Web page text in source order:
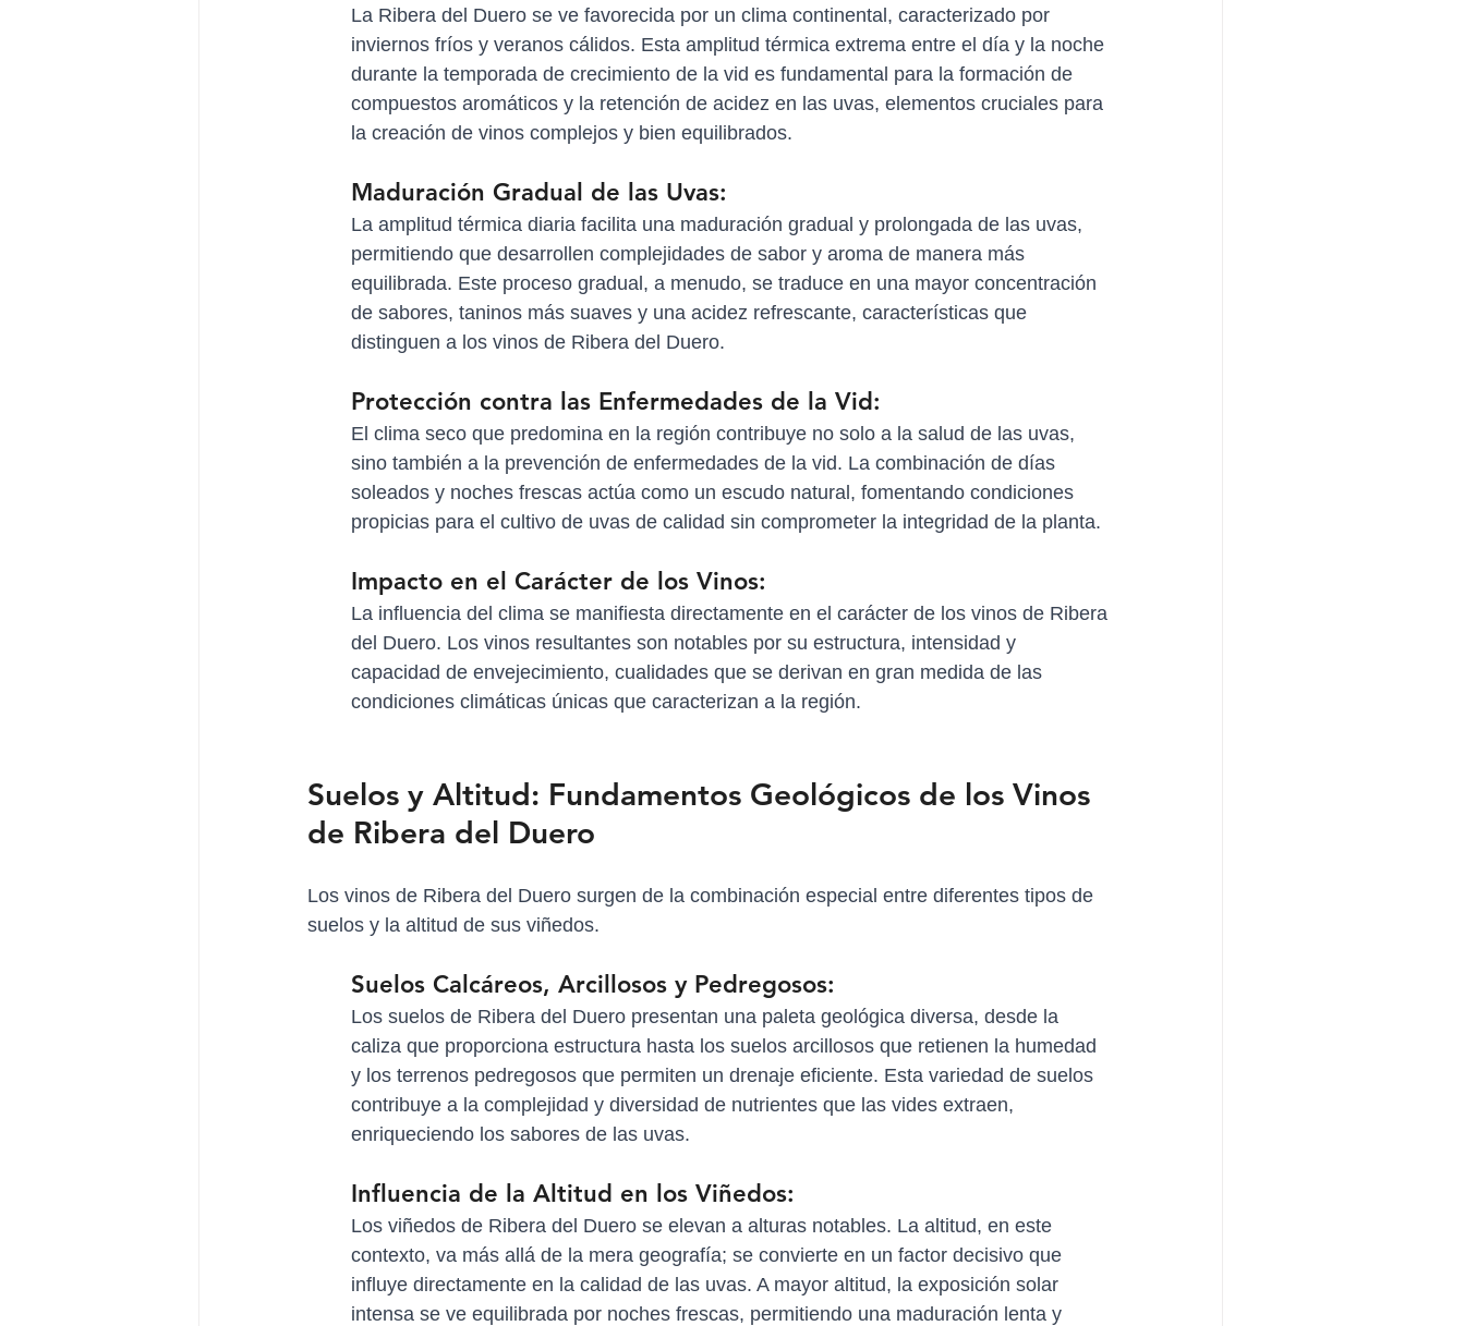
La Ribera del Duero se ve favorecida por un clima continental, caracterizado por
inviernos fríos y veranos cálidos. Esta amplitud térmica extrema entre el día y la noche
durante la temporada de crecimiento de la vid es fundamental para la formación de
compuestos aromáticos y la retención de acidez en las uvas, elementos cruciales para
la creación de vinos complejos y bien equilibrados.
Maduración Gradual de las Uvas:
La amplitud térmica diaria facilita una maduración gradual y prolongada de las uvas,
permitiendo que desarrollen complejidades de sabor y aroma de manera más
equilibrada. Este proceso gradual, a menudo, se traduce en una mayor concentración
de sabores, taninos más suaves y una acidez refrescante, características que
distinguen a los vinos de Ribera del Duero.
Protección contra las Enfermedades de la Vid:
El clima seco que predomina en la región contribuye no solo a la salud de las uvas,
sino también a la prevención de enfermedades de la vid. La combinación de días
soleados y noches frescas actúa como un escudo natural, fomentando condiciones
propicias para el cultivo de uvas de calidad sin comprometer la integridad de la planta.
Impacto en el Carácter de los Vinos:
La influencia del clima se manifiesta directamente en el carácter de los vinos de Ribera
del Duero. Los vinos resultantes son notables por su estructura, intensidad y
capacidad de envejecimiento, cualidades que se derivan en gran medida de las
condiciones climáticas únicas que caracterizan a la región.
Suelos y Altitud: Fundamentos Geológicos de los Vinos
de Ribera del Duero
Los vinos de Ribera del Duero surgen de la combinación especial entre diferentes tipos de
suelos y la altitud de sus viñedos.
Suelos Calcáreos, Arcillosos y Pedregosos:
Los suelos de Ribera del Duero presentan una paleta geológica diversa, desde la
caliza que proporciona estructura hasta los suelos arcillosos que retienen la humedad
y los terrenos pedregosos que permiten un drenaje eficiente. Esta variedad de suelos
contribuye a la complejidad y diversidad de nutrientes que las vides extraen,
enriqueciendo los sabores de las uvas.
Influencia de la Altitud en los Viñedos:
Los viñedos de Ribera del Duero se elevan a alturas notables. La altitud, en este
contexto, va más allá de la mera geografía; se convierte en un factor decisivo que
influye directamente en la calidad de las uvas. A mayor altitud, la exposición solar
intensa se ve equilibrada por noches frescas, permitiendo una maduración lenta y